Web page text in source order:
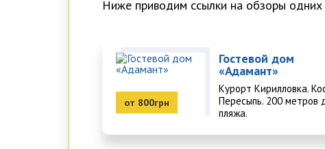
Ниже приводим ссылки на обзоры
от 800грн
Гостевой дом
«Адамант»
Курорт Кирилловка.
Пересыпь. 200 метров
пляжа.